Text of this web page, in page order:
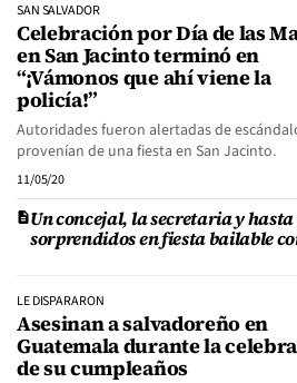
SAN SALVADOR
Celebración por Día de las
en San Jacinto terminó en
“¡Vámonos que ahí viene la
policía!”
Autoridades fueron alertadas de
provenían de una fiesta en San Jacinto.
11/05/20
Un concejal, la secretaria y
sorprendidos en fiesta bailable
LE DISPARARON
Asesinan a salvadoreño en
Guatemala durante la
de su cumpleaños